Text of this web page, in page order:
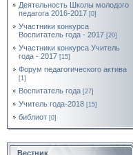
Деятельность Школы молодого
педагога 2016-2017 [0]
Участники конкурса
Воспитатель года - 2017 [20]
Участники конкурса Учитель
года - 2017 [15]
Форум педагогического актива
[1]
Воспитатель года [27]
Учитель года-2018 [15]
библиот [0]
Вестник